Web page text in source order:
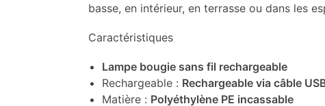
basse, en intérieur, en terrasse ou dans les
Caractéristiques
Lampe bougie sans fil rechargeable
Rechargeable : Rechargeable via câble
Matière : Polyéthylène PE incassable